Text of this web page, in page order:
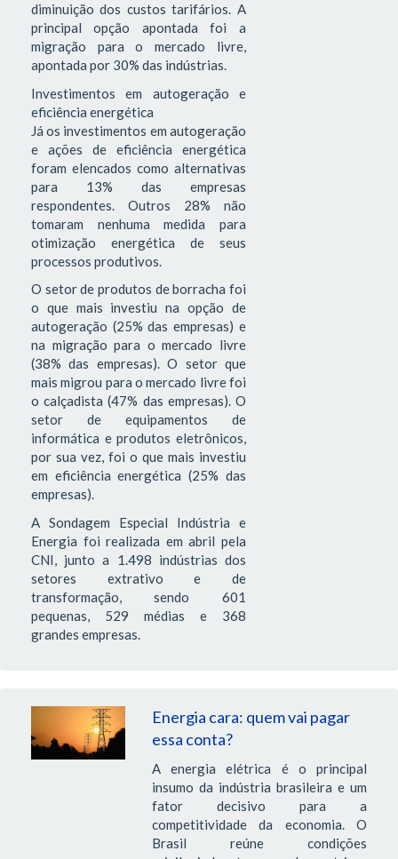
diminuição dos custos tarifários. A
principal opção apontada foi a
migração para o mercado livre,
apontada por 30% das indústrias.
Investimentos em autogeração e
eficiência energética
Já os investimentos em autogeração
e ações de eficiência energética
foram elencados como alternativas
para 13% das empresas
respondentes. Outros 28% não
tomaram nenhuma medida para
otimização energética de seus
processos produtivos.
O setor de produtos de borracha foi
o que mais investiu na opção de
autogeração (25% das empresas) e
na migração para o mercado livre
(38% das empresas). O setor que
mais migrou para o mercado livre foi
o calçadista (47% das empresas). O
setor de equipamentos de
informática e produtos eletrônicos,
por sua vez, foi o que mais investiu
em eficiência energética (25% das
empresas).
A Sondagem Especial Indústria e
Energia foi realizada em abril pela
CNI, junto a 1.498 indústrias dos
setores extrativo e de
transformação, sendo 601
pequenas, 529 médias e 368
grandes empresas.
Energia cara: quem vai pagar
essa conta?
A energia elétrica é o principal
insumo da indústria brasileira e um
fator decisivo para a
competitividade da economia. O
Brasil reúne condições